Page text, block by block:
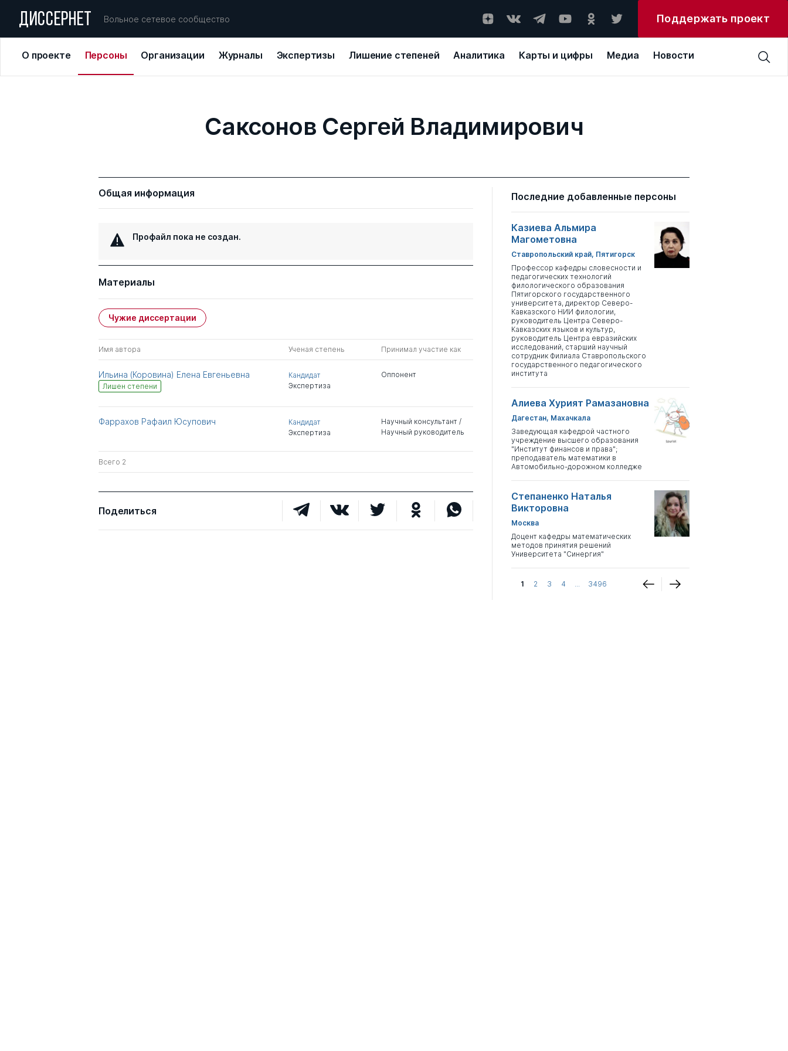
ДИССЕРНЕТ Вольное сетевое сообщество Поддержать проект
О проекте Персоны Организации Журналы Экспертизы Лишение степеней Аналитика Карты и цифры Медиа Новости
Саксонов Сергей Владимирович
Общая информация
Профайл пока не создан.
Материалы
Чужие диссертации
Имя автора Ученая степень Принимал участие как
Ильина (Коровина) Елена Евгеньевна
Лишен степени
Кандидат
Экспертиза
Оппонент
Фаррахов Рафаил Юсупович
Кандидат
Экспертиза
Научный консультант /
Научный руководитель
Всего 2
Поделиться
Последние добавленные персоны
Казиева Альмира
Магометовна
Ставропольский край, Пятигорск
Профессор кафедры словесности и
педагогических технологий
филологического образования
Пятигорского государственного
университета, директор Северо-
Кавказского НИИ филологии,
руководитель Центра Северо-
Кавказских языков и культур,
руководитель Центра евразийских
исследований, старший научный
сотрудник Филиала Ставропольского
государственного педагогического
института
Алиева Хурият Рамазановна
Дагестан, Махачкала
Заведующая кафедрой частного
учреждение высшего образования
"Институт финансов и права";
преподаватель математики в
Автомобильно-дорожном колледже
Степаненко Наталья
Викторовна
Москва
Доцент кафедры математических
методов принятия решений
Университета "Синергия"
1 2 3 4 ... 3496